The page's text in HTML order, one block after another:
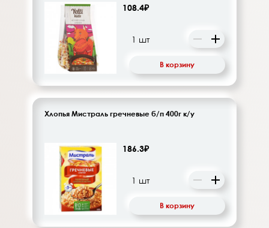
108.4₽
В корзину
Хлопья Мистраль гречневые б/п 400г к/у
186.3₽
В корзину